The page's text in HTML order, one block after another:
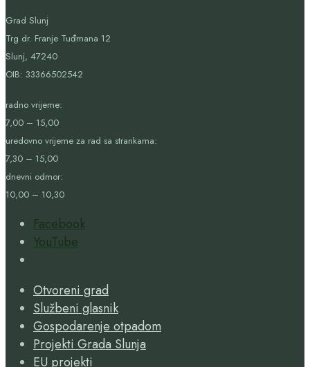
Grad Slunj
Trg dr. Franje Tuđmana 12
Slunj, 47240
OIB: 33366502542
radno vrijeme:
7,00 – 15,00
uredovno vrijeme za rad sa strankama:
7,30 – 15,00
dnevni odmor:
10,00 – 10,30
Facebook
YouTube
Window
Otvoreni grad
Službeni glasnik
Gospodarenje otpadom
Projekti Grada Slunja
EU projekti